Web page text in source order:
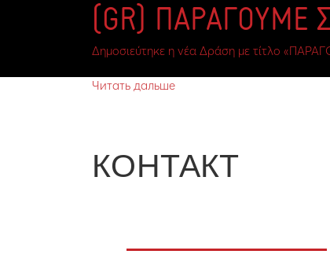
(GR) ΠΑΡΑΓΟΥΜΕ
Δημοσιεύτηκε η νέα Δράση με τίτλο
Читать дальше
КОНТАКТ